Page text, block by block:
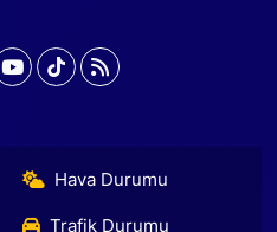
Hava Durumu
Trafik Durumu